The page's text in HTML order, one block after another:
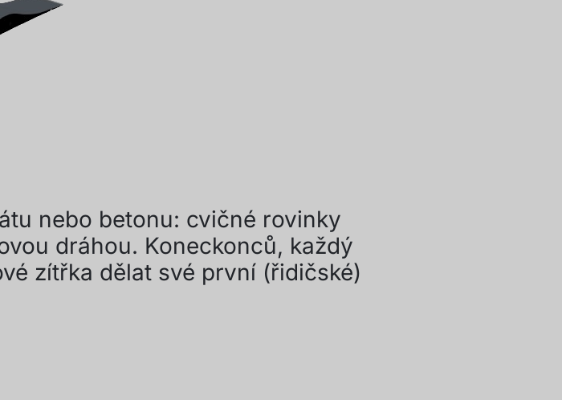
nebo betonu: cvičné rovinky
dráhou. Koneckonců, každý
zítřka dělat své první (řidičské)